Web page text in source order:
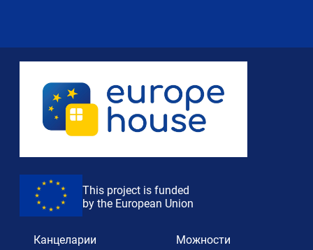
This project is funded
by the European Union
Канцеларии
Можности